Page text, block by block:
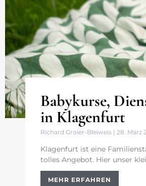
Babykurse,
in Klagenfurt
Richard Groier-Bleiweis 28. März
Klagenfurt ist eine
tolles Angebot. Hier unser
MEHR ERFAHREN